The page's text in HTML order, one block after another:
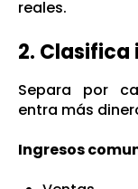
reales.
2. Clasifica
Separa por
entra más
Ingresos